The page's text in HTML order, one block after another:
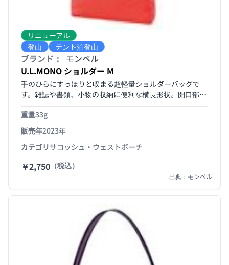
リニューアル
登山
テント泊登山
ブランド：
モンベル
U.L.MONO ショルダー M
手のひらにすっぽりと収まる超軽量ショルダーバッグで
す。雑誌や書類、小物の収納に便利な横長形状。開口部に
はジッパー付き。テープの長さは調節可能で、余りは本体
に収納できます。B5サイズ対応。
重量33g
販売年2023年
カテゴリサコッシュ・ウェストポーチ
￥2,750 （税込）
出典：モンベル